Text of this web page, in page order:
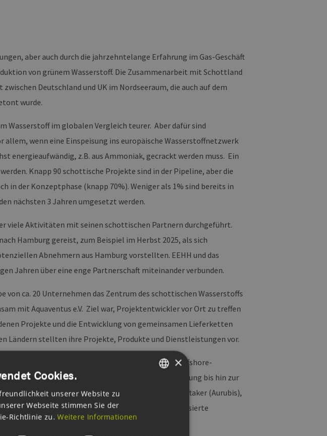
aber auch durch die jahrzehntelange Erfahrung im Gas-Geschäft
von grünem Wasserstoff. Die Zusammenarbeit mit Schottland
Deutschland und UK im Nordseeraum, die auch auf dem
wurde.
Wasserstoff im globalen Vergleich teurer. Aber dafür sind
wenn eine Einspeisung ins europäische Wasserstoffnetzwerk
energieaufwändig, z.B. aus Ammoniak, gecrackt werden muss. Ein
Knapp 90 schottische Projekte sind in der Pipeline, aber die
in der Konzeptphase (knapp 70%). Weniger als 1% sind bereits in
nächsten 3 Jahren umgesetzt werden.
viele Aktivitäten mit seinen schottischen Partnern durchgeführt.
Hamburg gereist, zum Beispiel im Herbst 2025, als sich
Abnehmern aus Hamburg vorstellten. EEHH und das
Jahren über eine enge Partnerschaft miteinander verbunden.
von ca. 20 Unternehmen das Zentrum des schottischen Wasserstoffs
mit Aquaventus e.V. Ziel war, Projektentwickler vor Ort zu treffen
Projekte und die Entwicklung von gemeinsamen Lieferketten
Ländern stellten ihre Projekte, Produkte und Dienstleistungen vor.
auch aus dem AquaVentus Förderverein e.V. für Offshore-
der Offshore-Erzeugung über Transport und Speicherung bis hin zur
dem EEHH-Netzwerk gehörten beispielsweise Offtaker (Aurubis),
Hydrogen und Enapter) sowie kleine spezialisierte
in Energiesystemen.
×
Cookies.
unserer Website zu
Webseite stimmen Sie der
Richtlinie zu. Weitere Informationen